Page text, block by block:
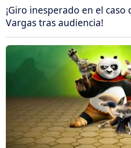
¡Giro inesperado en el caso
Vargas tras audiencia!